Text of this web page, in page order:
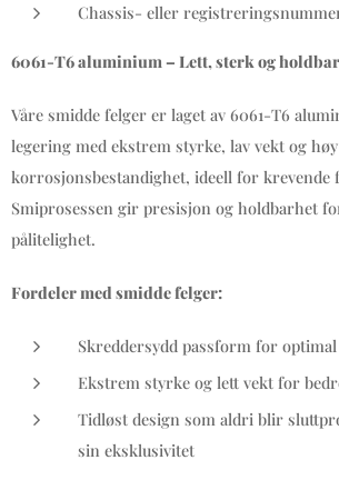
Chassis- eller
6061-T6 aluminium – Lett, sterk og holdbar
Våre smidde felger er laget av 6061-T6
legering med ekstrem styrke, lav vekt og høy
korrosjonsbestandighet, ideell for krevende
Smiprosessen gir presisjon og holdbarhet
pålitelighet.
Fordeler med smidde felger:
Skreddersydd passform for
Ekstrem styrke og lett vekt for
Tidløst design som aldri blir
sin eksklusivitet